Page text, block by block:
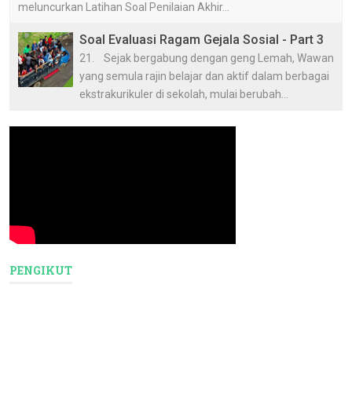
meluncurkan Latihan Soal Penilaian Akhir...
Soal Evaluasi Ragam Gejala Sosial - Part 3
21. Sejak bergabung dengan geng Lemah, Wawan
yang semula rajin belajar dan aktif dalam berbagai
ekstrakurikuler di sekolah, mulai berubah...
PENGIKUT